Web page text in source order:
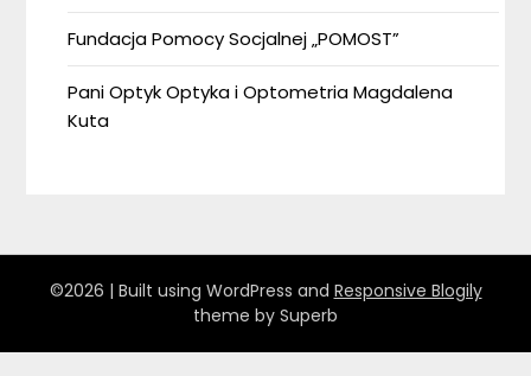
Fundacja Pomocy Socjalnej „POMOST”
Pani Optyk Optyka i Optometria Magdalena
Kuta
©2026 | Built using WordPress and Responsive Blogily
theme by Superb